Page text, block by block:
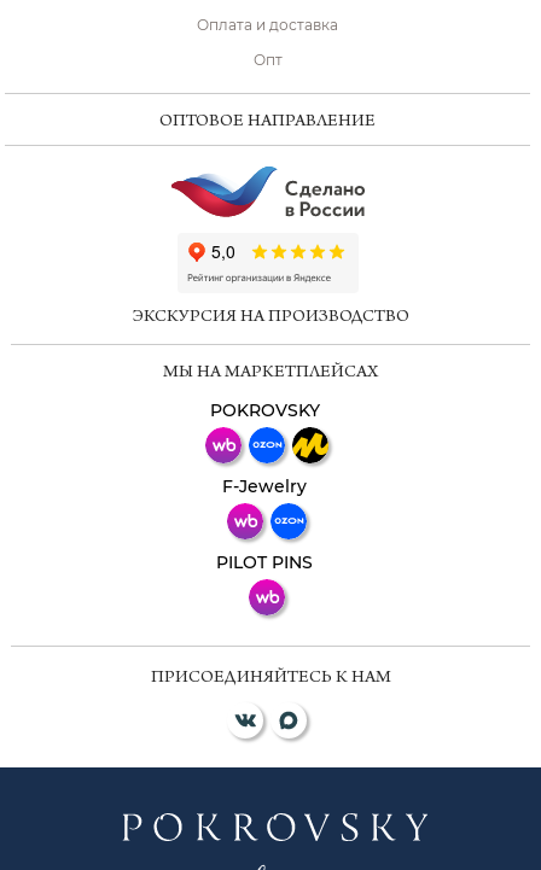
Оплата и доставка
Опт
ОПТОВОЕ НАПРАВЛЕНИЕ
ЭКСКУРСИЯ НА ПРОИЗВОДСТВО
МЫ НА МАРКЕТПЛЕЙСАХ
POKROVSKY
F-Jewelry
PILOT PINS
ПРИСОЕДИНЯЙТЕСЬ К НАМ